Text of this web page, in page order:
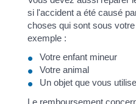
si l'accident a été causé
choses qui sont sous
exemple :
Votre enfant mineur
Votre animal
Un objet que vous